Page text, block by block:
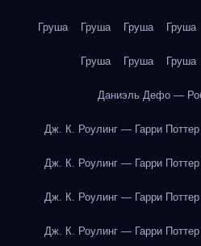
Груша Груша Груша Груша
Груша Груша Груша
Даниэль Дефо —
Дж. К. Роулинг — Гарри
Дж. К. Роулинг — Гарри
Дж. К. Роулинг — Гарри
Дж. К. Роулинг — Гарри